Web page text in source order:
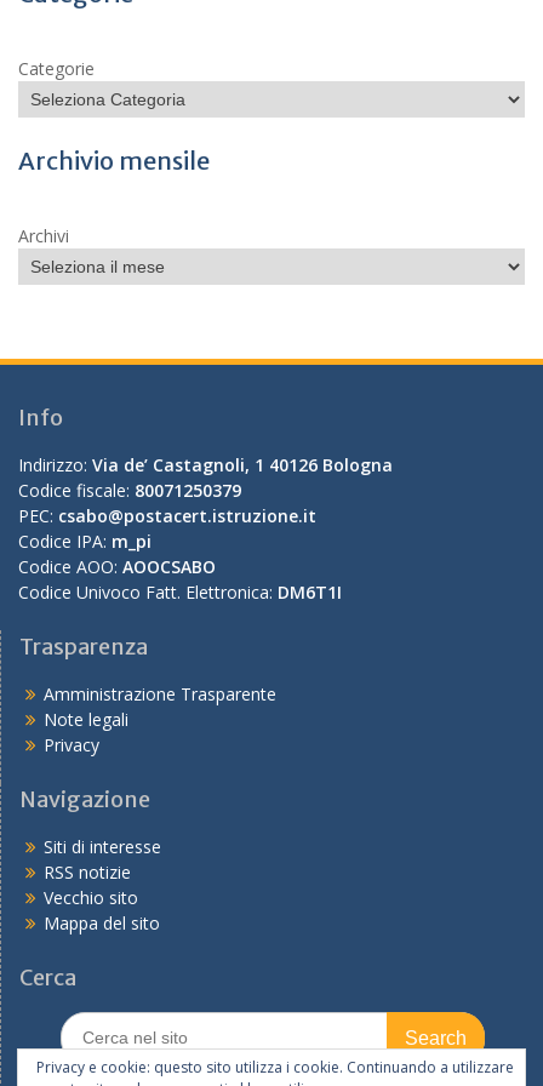
Categorie
Archivio mensile
Archivi
Info
Indirizzo: Via de’ Castagnoli, 1 40126 Bologna
Codice fiscale: 80071250379
PEC: csabo@postacert.istruzione.it
Codice IPA: m_pi
Codice AOO: AOOCSABO
Codice Univoco Fatt. Elettronica: DM6T1I
Trasparenza
Amministrazione Trasparente
Note legali
Privacy
Navigazione
Siti di interesse
RSS notizie
Vecchio sito
Mappa del sito
Cerca
Search
for:
Privacy e cookie: questo sito utilizza i cookie. Continuando a utilizzare